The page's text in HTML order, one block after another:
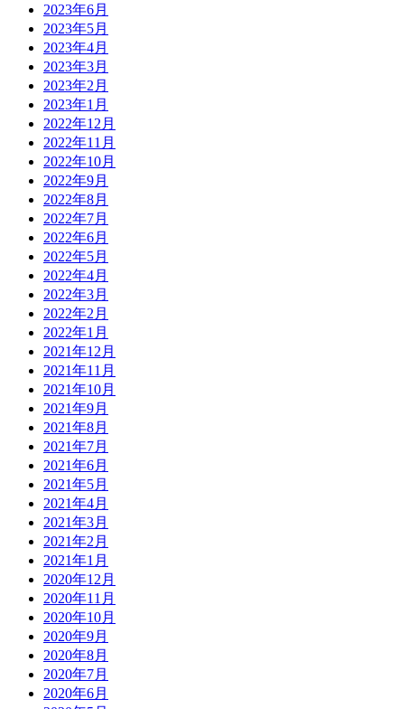
2023年6月
2023年5月
2023年4月
2023年3月
2023年2月
2023年1月
2022年12月
2022年11月
2022年10月
2022年9月
2022年8月
2022年7月
2022年6月
2022年5月
2022年4月
2022年3月
2022年2月
2022年1月
2021年12月
2021年11月
2021年10月
2021年9月
2021年8月
2021年7月
2021年6月
2021年5月
2021年4月
2021年3月
2021年2月
2021年1月
2020年12月
2020年11月
2020年10月
2020年9月
2020年8月
2020年7月
2020年6月